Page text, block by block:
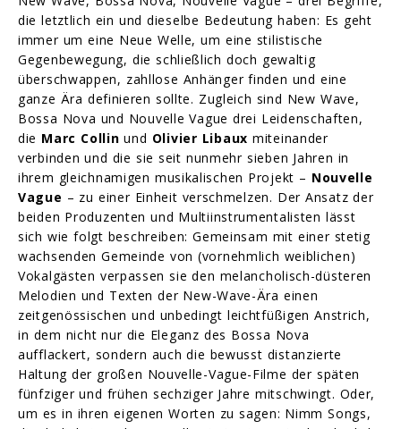
die letztlich ein und dieselbe Bedeutung haben: Es geht
immer um eine Neue Welle, um eine stilistische
Gegenbewegung, die schließlich doch gewaltig
überschwappen, zahllose Anhänger finden und eine
ganze Ära definieren sollte. Zugleich sind New Wave,
Bossa Nova und Nouvelle Vague drei Leidenschaften,
die Marc Collin und Olivier Libaux miteinander
verbinden und die sie seit nunmehr sieben Jahren in
ihrem gleichnamigen musikalischen Projekt – Nouvelle
Vague – zu einer Einheit verschmelzen. Der Ansatz der
beiden Produzenten und Multiinstrumentalisten lässt
sich wie folgt beschreiben: Gemeinsam mit einer stetig
wachsenden Gemeinde von (vornehmlich weiblichen)
Vokalgästen verpassen sie den melancholisch-düsteren
Melodien und Texten der New-Wave-Ära einen
zeitgenössischen und unbedingt leichtfüßigen Anstrich,
in dem nicht nur die Eleganz des Bossa Nova
aufflackert, sondern auch die bewusst distanzierte
Haltung der großen Nouvelle-Vague-Filme der späten
fünfziger und frühen sechziger Jahre mitschwingt. Oder,
um es in ihren eigenen Worten zu sagen: Nimm Songs,